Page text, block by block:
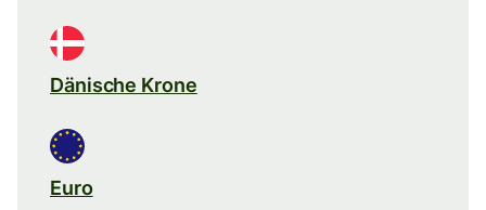
Dänische Krone
Euro